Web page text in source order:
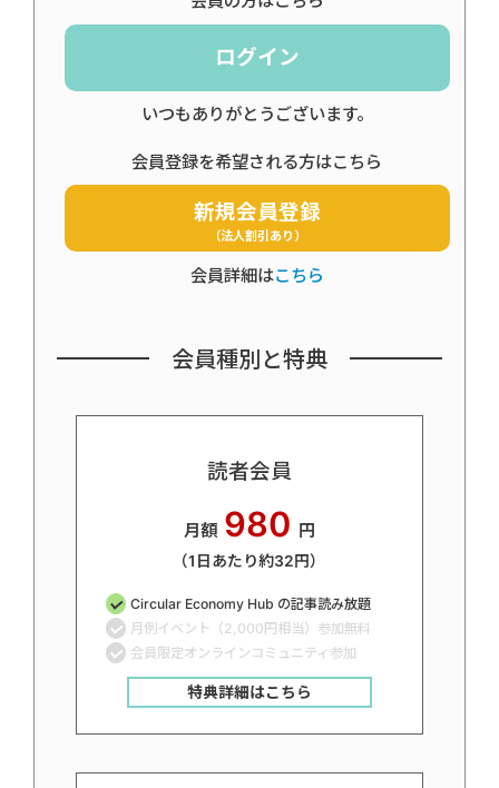
ログイン
いつもありがとうございます。
会員登録を希望される方はこちら
新規会員登録
（法人割引あり）
会員詳細はこちら
会員種別と特典
読者会員
月額 980 円
（1日あたり約32円）
Circular Economy Hub の記事読み放題
月例イベント（2,000円相当）参加無料
会員限定オンラインコミュニティ参加
特典詳細はこちら